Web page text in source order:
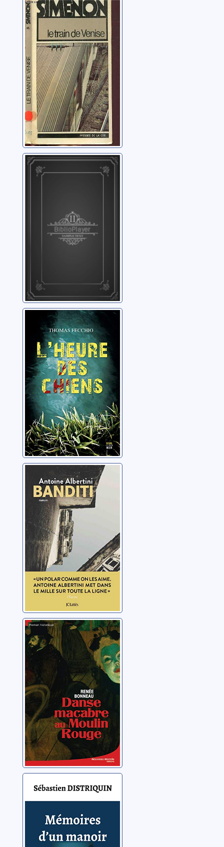
Le train de
Venise
Simenon, Georges
Les Autres
L'heure des
chiens
Fecchio, Thomas
Banditi
Albertini, Antoine
Danse macabre
au Moulin-Rouge
Bonneau, Renée
Mémoires d'un
Distriquin, Sébastien